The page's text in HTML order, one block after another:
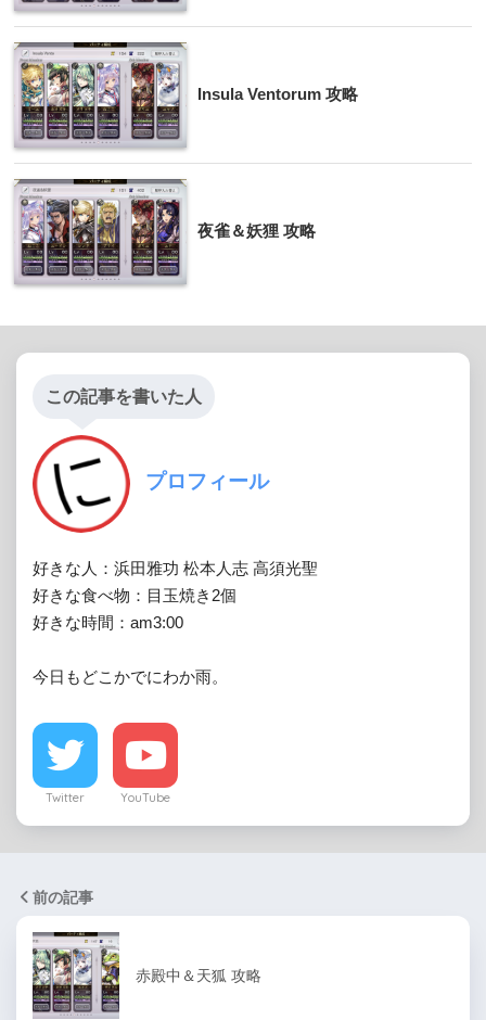
Insula Ventorum 攻略
夜雀＆妖狸 攻略
この記事を書いた人
プロフィール
好きな人：浜田雅功 松本人志 高須光聖
好きな食べ物：目玉焼き2個
好きな時間：am3:00
今日もどこかでにわか雨。
Twitter YouTube
前の記事
赤殿中＆天狐 攻略